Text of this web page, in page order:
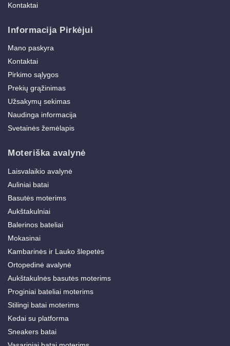
Kontaktai
Informacija Pirkėjui
Mano paskyra
Kontaktai
Pirkimo sąlygos
Prekių grąžinimas
Užsakymų sekimas
Naudinga informacija
Svetainės žemėlapis
Moteriška avalynė
Laisvalaikio avalynė
Auliniai batai
Basutės moterims
Aukštakulniai
Balerinos bateliai
Mokasinai
Kambarinės ir Lauko šlepetės
Ortopedinė avalynė
Aukštakulnės basutės moterims
Proginiai bateliai moterims
Stilingi batai moterims
Kedai su platforma
Sneakers batai